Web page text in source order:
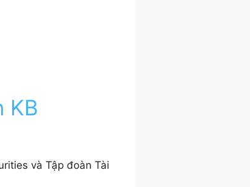
KB
và Tập đoàn Tài